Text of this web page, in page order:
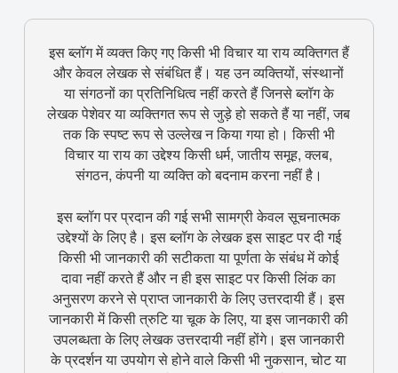
इस ब्लॉग में व्यक्त किए गए किसी भी विचार या राय व्यक्तिगत हैं
और केवल लेखक से संबंधित हैं। यह उन व्यक्तियों, संस्थानों
या संगठनों का प्रतिनिधित्व नहीं करते हैं जिनसे ब्लॉग के
लेखक पेशेवर या व्यक्तिगत रूप से जुड़े हो सकते हैं या नहीं, जब
तक कि स्पष्ट रूप से उल्लेख न किया गया हो। किसी भी
विचार या राय का उद्देश्य किसी धर्म, जातीय समूह, क्लब,
संगठन, कंपनी या व्यक्ति को बदनाम करना नहीं है।
इस ब्लॉग पर प्रदान की गई सभी सामग्री केवल सूचनात्मक
उद्देश्यों के लिए है। इस ब्लॉग के लेखक इस साइट पर दी गई
किसी भी जानकारी की सटीकता या पूर्णता के संबंध में कोई
दावा नहीं करते हैं और न ही इस साइट पर किसी लिंक का
अनुसरण करने से प्राप्त जानकारी के लिए उत्तरदायी हैं। इस
जानकारी में किसी त्रुटि या चूक के लिए, या इस जानकारी की
उपलब्धता के लिए लेखक उत्तरदायी नहीं होंगे। इस जानकारी
के प्रदर्शन या उपयोग से होने वाले किसी भी नुकसान, चोट या